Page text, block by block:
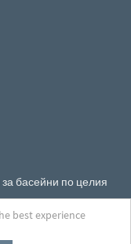
басейни по целия
best experience